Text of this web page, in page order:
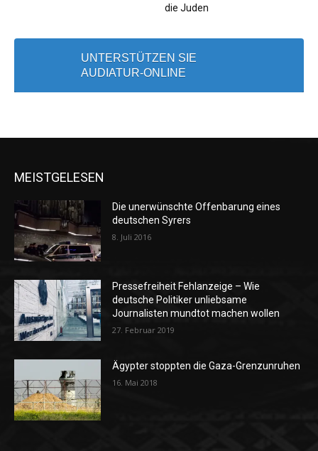
die Juden
UNTERSTÜTZEN SIE
AUDIATUR-ONLINE
MEISTGELESEN
Die unerwünschte Offenbarung eines
deutschen Syrers
8. Juli 2016
Pressefreiheit Fehlanzeige – Wie
deutsche Politiker unliebsame
Journalisten mundtot machen wollen
27. Februar 2019
Ägypter stoppten die Gaza-Grenzunruhen
16. Mai 2018